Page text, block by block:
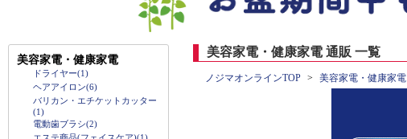
美容家電・健康家電
ドライヤー(1)
ヘアアイロン(6)
バリカン・エチケットカッター
(1)
電動歯ブラシ(2)
美容家電・健康家電 通販 一覧
ノジマオンラインTOP 美容家電・健康家電